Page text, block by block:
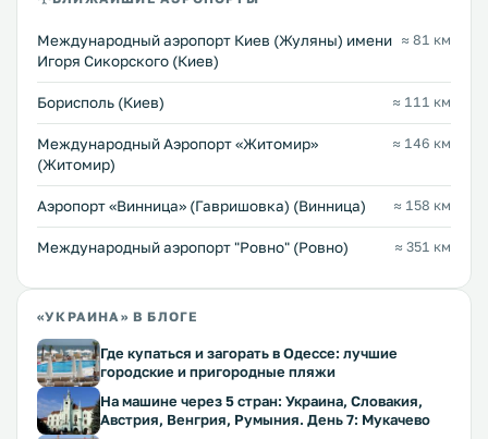
Международный аэропорт Киев (Жуляны) имени
Игоря Сикорского (Киев)
≈ 81 км
Борисполь (Киев) ≈ 111 км
Международный Аэропорт «Житомир»
(Житомир)
≈ 146 км
Аэропорт «Винница» (Гавришовка) (Винница) ≈ 158 км
Междунарoдный аэропорт "Ровно" (Ровно) ≈ 351 км
«УКРАИНА» В БЛОГЕ
Где купаться и загорать в Одессе: лучшие
городские и пригородные пляжи
На машине через 5 стран: Украина, Словакия,
Австрия, Венгрия, Румыния. День 7: Мукачево